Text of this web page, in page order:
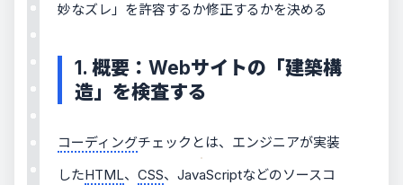
妙なズレ」を許容するか修正するかを決める
1. 概要：Webサイトの「建築構
造」を検査する
コーディングチェックとは、エンジニアが実装
したHTML、 CSS、JavaScriptなどのソースコ